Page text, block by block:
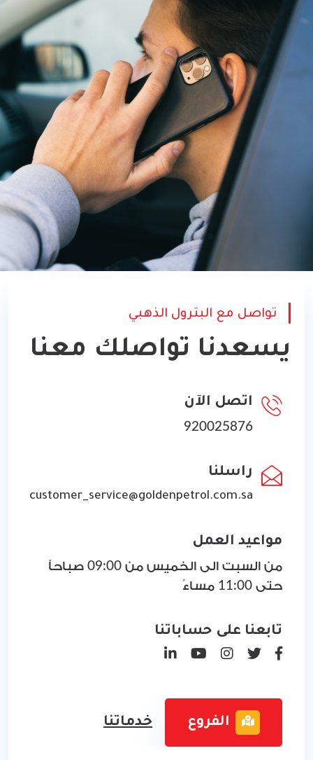
تواصل مع البترول الذهبي
يسعدنا تواصلك معنا
اتصل الآن
920025876
مواعيد العمل
من السبت الى الخميس من 09:00 صباحاً
حتى 11:00 مساءً
راسلنا
customer_service@goldenpetrol.com.sa
تابعنا على حساباتنا
الفروع خدماتنا